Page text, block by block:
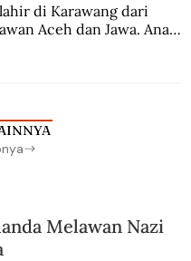
di Karawang dari
Aceh dan Jawa. Anak
Melawan Nazi